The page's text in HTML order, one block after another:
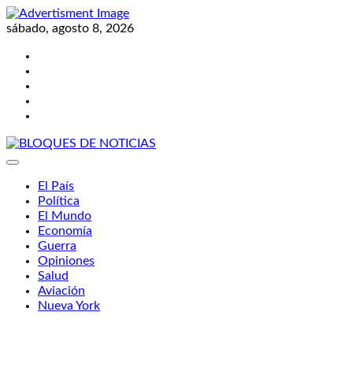
Skip
to
sábado, agosto 8, 2026
El País
Política
El Mundo
Economía
Guerra
Opiniones
Salud
Aviación
Nueva York